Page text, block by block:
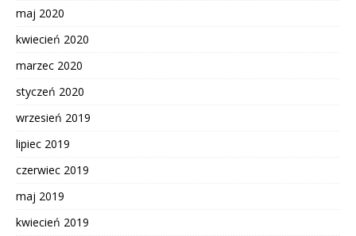
maj 2020
kwiecień 2020
marzec 2020
styczeń 2020
wrzesień 2019
lipiec 2019
czerwiec 2019
maj 2019
kwiecień 2019